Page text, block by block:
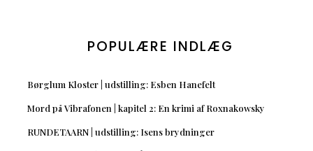
POPULÆRE INDLÆG
Børglum Kloster | udstilling: Esben Hanefelt
Mord på Vibrafonen | kapitel 2: En krimi af Roxnakowsky
RUNDETAARN | udstilling: Isens brydninger